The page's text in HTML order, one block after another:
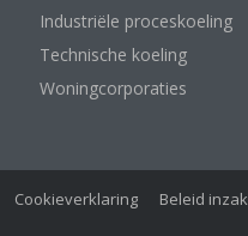
Industriële proceskoeling
Technische koeling
Woningcorporaties
Cookieverklaring
Beleid